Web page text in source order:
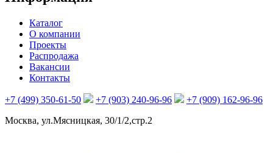
Каталог
О компании
Проекты
Распродажа
Вакансии
Контакты
+7 (499) 350-61-50 +7 (903) 240-96-96
+7 (909) 162-96-96
Москва, ул.Мясницкая, 30/1/2,стр.2